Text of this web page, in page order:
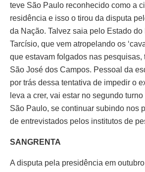
teve São Paulo reconhecido como a
residência e isso o tirou da disputa
da Nação. Talvez saia pelo Estado do
Tarcísio, que vem atropelando os
que estavam folgados nas pesquisas,
São José dos Campos. Pessoal da
por trás dessa tentativa de impedir o
leva a crer, vai estar no segundo
São Paulo, se continuar subindo nos
de entrevistados pelos institutos de
SANGRENTA
A disputa pela presidência em